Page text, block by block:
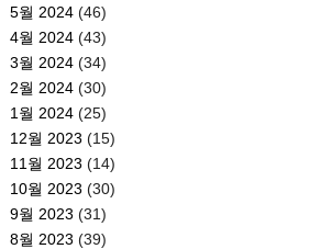
5월 2024(46)
4월 2024(43)
3월 2024(34)
2월 2024(30)
1월 2024(25)
12월 2023 (15)
11월 2023 (14)
10월 2023 (30)
9월 2023 (31)
8월 2023 (39)